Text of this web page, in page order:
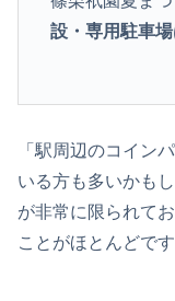
設・専用駐車場
「駅周辺のコイン
いる方も多いかも
が非常に限られて
ことがほとんどです